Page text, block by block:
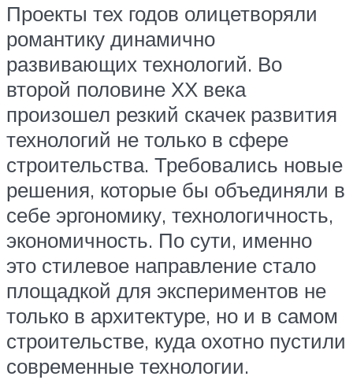
Проекты тех годов олицетворяли
романтику динамично
развивающих технологий. Во
второй половине ХХ века
произошел резкий скачек развития
технологий не только в сфере
строительства. Требовались новые
решения, которые бы объединяли в
себе эргономику, технологичность,
экономичность. По сути, именно
это стилевое направление стало
площадкой для экспериментов не
только в архитектуре, но и в самом
строительстве, куда охотно пустили
современные технологии.